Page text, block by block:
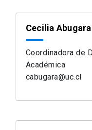
Cecilia
Coordinadora de
Académica
cabugara@uc.cl